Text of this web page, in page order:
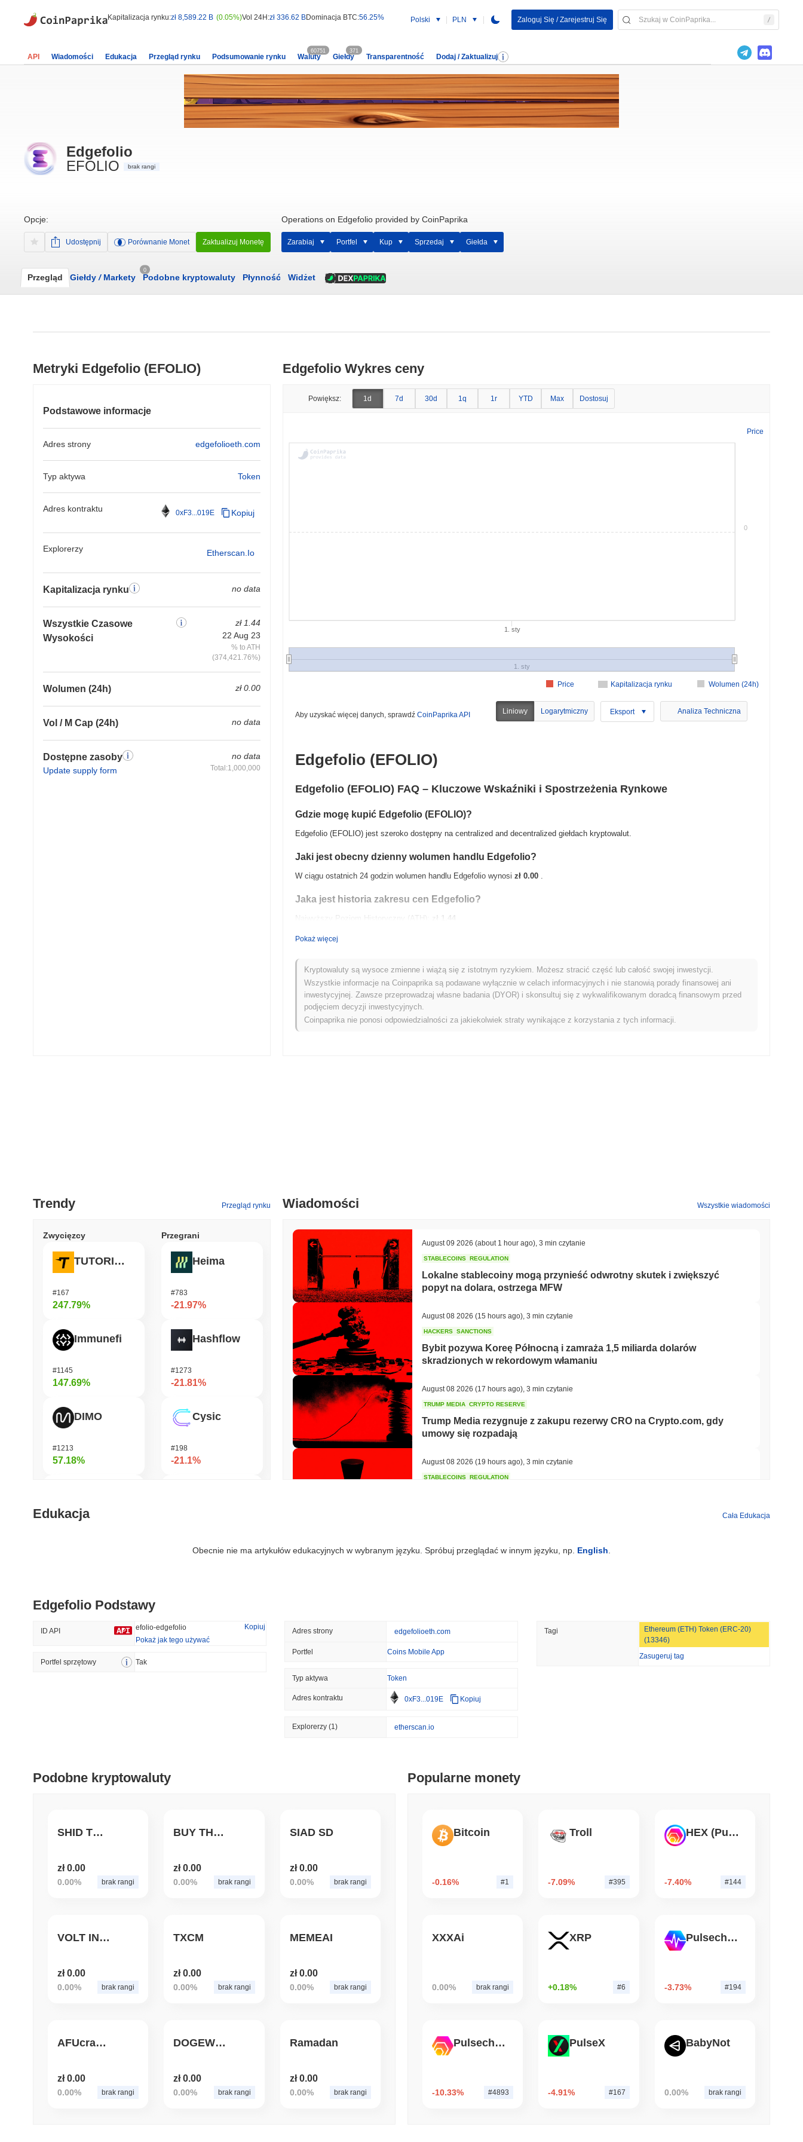
Kapitalizacja rynku:zł 8,589.22 B (0.05%)Vol 24H:zł 336.62 BDominacja BTC:56.25% Polski PLN Zaloguj Się / Zarejestruj Się
API Wiadomości Edukacja Przegląd rynku Podsumowanie rynku Waluty
60751
Giełdy
371
Transparentność Dodaj / Zaktualizuj
Edgefolio
EFOLIO
brak rangi
Opcje:
Udostępnij Porównanie Monet Zaktualizuj Monetę
Operations on Edgefolio provided by CoinPaprika
Zarabiaj Portfel Kup Sprzedaj Giełda
Przegląd Giełdy /Markety
0
Podobne kryptowaluty Płynność Widżet
Metryki Edgefolio (EFOLIO)
Podstawowe informacje
Adres strony edgefolioeth.com
Typ aktywa Token
Adres kontraktu 0xF3...019E Kopiuj
Explorerzy Etherscan.io
Kapitalizacja rynku no data
Wszystkie Czasowe
Wysokości
zł 1.44
22 Aug 23
% to ATH
(374,421.76%)
Wolumen (24h) zł 0.00
Vol / M Cap (24h) no data
Dostępne zasoby
Update supply form
no data
Total:1,000,000
Edgefolio Wykres ceny
Powiększ: 1d 7d 30d 1q 1r YTD Max Dostosuj
Price
Kapitalizacja rynku Wolumen (24h)
Price
1. sty
1. sty
0
Aby uzyskać więcej danych, sprawdź CoinPaprika API Liniowy Logarytmiczny Eksport Analiza Techniczna
Edgefolio (EFOLIO)
Edgefolio (EFOLIO) FAQ – Kluczowe Wskaźniki i Spostrzeżenia Rynkowe
Gdzie mogę kupić Edgefolio (EFOLIO)?
Edgefolio (EFOLIO) jest szeroko dostępny na centralized and decentralized giełdach kryptowalut.
Jaki jest obecny dzienny wolumen handlu Edgefolio?
W ciągu ostatnich 24 godzin wolumen handlu Edgefolio wynosi zł 0.00 .
Jaka jest historia zakresu cen Edgefolio?
Najwyższy Poziom Historyczny (ATH):
zł 1.44
Jak Edgefolio radzi sobie w porównaniu z szerszym rynkiem kryptowalut?
W ciągu ostatnich 7 dni Edgefolio zyskał0.00% , osiągając gorsze wyniki niż ogólny rynek kryptowalut który odnotował wzrost o
0.05%. Wskazuje to na tymczasowe opóźnienie w akcji cenowej EFOLIO w stosunku do szerszego impulsu rynkowego.
Pokaż więcej
Kryptowaluty są wysoce zmienne i wiążą się z istotnym ryzykiem. Możesz stracić część lub całość swojej inwestycji.
Wszystkie informacje na Coinpaprika są podawane wyłącznie w celach informacyjnych i nie stanowią porady finansowej ani
inwestycyjnej. Zawsze przeprowadzaj własne badania (DYOR) i skonsultuj się z wykwalifikowanym doradcą finansowym przed
podjęciem decyzji inwestycyjnych.
Coinpaprika nie ponosi odpowiedzialności za jakiekolwiek straty wynikające z korzystania z tych informacji.
Trendy Przegląd rynku
Zwycięzcy
TUTORIAL
#167
247.79%
Immunefi
#1145
147.69%
DIMO
#1213
57.18%
#1018
46.82%
Przegrani
Heima
#783
-21.97%
Hashflow
#1273
-21.81%
Cysic
#198
-21.1%
Trendy
Wiadomości Wszystkie wiadomości
August 09 2026 (about 1 hour ago) 3 min czytanie
STABLECOINS REGULATION
Lokalne stablecoiny mogą przynieść odwrotny skutek i zwiększyć
popyt na dolara, ostrzega MFW
August 08 2026 (15 hours ago) 3 min czytanie
HACKERS SANCTIONS
Bybit pozywa Koreę Północną i zamraża 1,5 miliarda dolarów
skradzionych w rekordowym włamaniu
August 08 2026 (17 hours ago) 3 min czytanie
TRUMP MEDIA CRYPTO RESERVE
Trump Media rezygnuje z zakupu rezerwy CRO na Crypto.com, gdy
umowy się rozpadają
August 08 2026 (19 hours ago) 3 min czytanie
STABLECOINS REGULATION
TOKENIZATION DEFI
Głosowanie nad ustawą CLARITY przesunięte na wrzesień, ponieważ
senatorowie demokratyczni się wstrzymują
TOKENIZATION TETHER
Coinbase dodaje Wall Street do swojej brytyjskiej aplikacji
August 07 2026
SEC ETFS
Ustawa CLARITY w zastoju w miarę zbliżania się przerwy sierpniowej
Edukacja Cała Edukacja
Obecnie nie ma artykułów edukacyjnych w wybranym języku. Spróbuj przeglądać w innym języku, np. English
Edgefolio Podstawy
ID API efolio-edgefolio
Kopiuj
Pokaż jak tego używać
Portfel sprzętowy Tak
Adres strony edgefolioeth.com
Portfel Coins Mobile App
Typ aktywa Token
Adres kontraktu 0xF3...019E Kopiuj
Explorerzy(1) etherscan.io
Tagi
Ethereum (ETH) Token (ERC-20)
(13346)
Zasugeruj tag
Podobne kryptowaluty
SHID TOKEN
zł 0.00
0.00% brak rangi
BUY THE FEAR INDEX
zł 0.00
0.00% brak rangi
SIAD SD
zł 0.00
0.00% brak rangi
VOLT INU CEO
zł 0.00
0.00% brak rangi
TXCM
zł 0.00
0.00% brak rangi
MEMEAI
zł 0.00
0.00% brak rangi
AFUcrania.com
zł 0.00
0.00% brak rangi
DOGEWINGS
zł 0.00
0.00% brak rangi
Ramadan
zł 0.00
0.00% brak rangi
Popularne monety
Bitcoin
-0.16% #1
Troll
-7.09% #395
HEX (Pulsechain)
-7.40% #144
XXXAi
0.00% brak rangi
XRP
+0.18% #6
Pulsechain
-3.73% #194
Pulsechain Bridged HEX (Pulsechain)
-10.33% #4893
PulseX
-4.91% #167
BabyNot
0.00% brak rangi